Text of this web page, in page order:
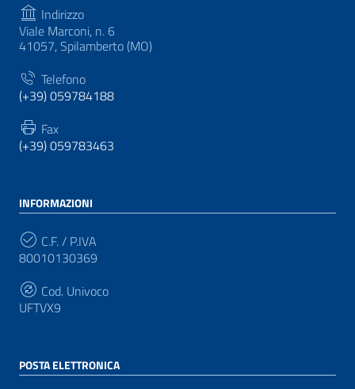
Indirizzo
Viale Marconi, n. 6
41057, Spilamberto (MO)
Telefono
(+39) 059784188
Fax
(+39) 059783463
INFORMAZIONI
C.F. / P.IVA
80010130369
Cod. Univoco
UFTVX9
POSTA ELETTRONICA